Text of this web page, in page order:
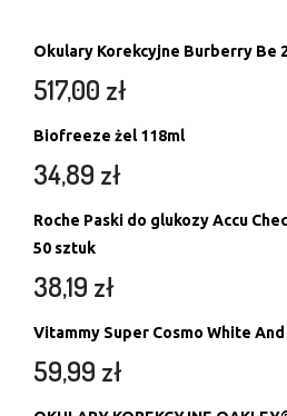
Okulary Korekcyjne Burberry Be
517,00 zł
Biofreeze żel 118ml
34,89 zł
Roche Paski do glukozy Accu
50 sztuk
38,19 zł
Vitammy Super Cosmo White
59,99 zł